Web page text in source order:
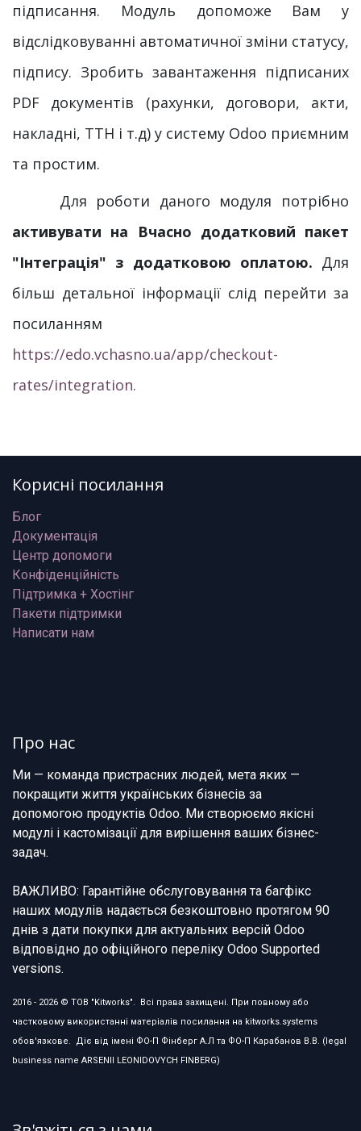
підписання. Модуль допоможе Вам у
відслідковуванні автоматичної зміни статусу,
підпису. Зробить завантаження підписаних
PDF документів (рахунки, договори, акти,
накладні, ТТН і т.д) у систему Odoo приємним
та простим.
Для роботи даного модуля потрібно
активувати на Вчасно додатковий пакет
"Інтеграція" з додатковою оплатою. Для
більш детальної інформації слід перейти за
посиланням
https://edo.vchasno.ua/app/checkout-
rates/integration.
Корисні посилання
Блог
Документація
Центр допомоги
Конфіденційність
Підтримка + Хостінг
Пакети підтримки
Написати нам
Про нас
Ми — команда пристрасних людей, мета яких —
покращити життя українських бізнесів за
допомогою продуктів Odoo. Ми створюємо якісні
модулі і кастомізації для вирішення ваших бізнес-
задач.
ВАЖЛИВО: Гарантійне обслуговування та багфікс
наших модулів надається безкоштовно протягом 90
днів з дати покупки для актуальних версій Odoo
відповідно до офіційного переліку Odoo Supported
versions.
2016 - 2026 © ТОВ "Kitworks". Всі права захищені. При повному або
частковому використанні матеріалів посилання на kitworks.systems
обов'язкове. Діє від імені ФО-П Фінберг А.Л та ФО-П Карабанов В.В. (legal
business name ARSENII LEONIDOVYCH FINBERG)